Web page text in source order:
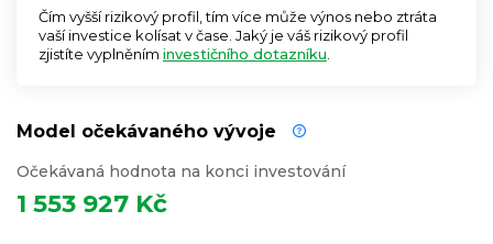
Čím vyšší rizikový profil, tím více může výnos nebo ztráta
vaší investice kolísat v čase. Jaký je váš rizikový profil
zjistíte vyplněním investičního dotazníku
Model očekávaného vývoje
Očekávaná hodnota na konci investování
1 553 927 Kč